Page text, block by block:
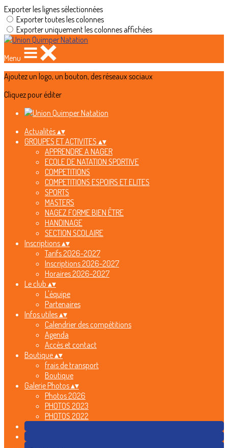
Exporter les lignes sélectionnées
Exporter toutes les colonnes
Exporter uniquement les colonnes affichées
Menu
Ajoutez un logo, un bouton, des réseaux sociaux
Cliquez pour éditer
Actualités▴▾
GROUPES ET ACTIVITES ▴▾
APPRENDRE A NAGER
ECOLE DE NATATION SPORTIVE
COMPETITIONS
COMPETITIONS ESPOIRS ET ELITES
SPORTS
MASTERS
NAGEZ FORME BIEN ÊTRE
HANDINAGE
SECTION SCOLAIRE
Inscriptions▴▾
Tarifs 2026-2027
Inscriptions 2026-2027
Horaires 2026-2027
Le club ▴▾
L'équipe
Partenaires
Infos utiles▴▾
Calendrier des compétitions
Agenda
Accès et contact
Boutique▴▾
frais de transport
Boutique
Galerie Photos▴▾
Photos 2026
PHOTOS 2023
PHOTOS 2022